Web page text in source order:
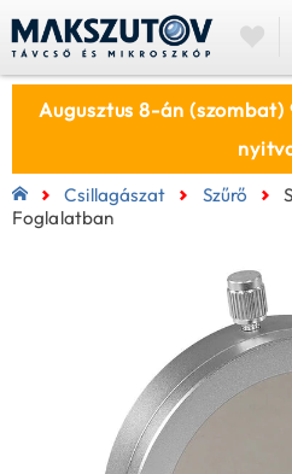
Augusztus 8-án
Csillagászat Szűrő
Foglalatban